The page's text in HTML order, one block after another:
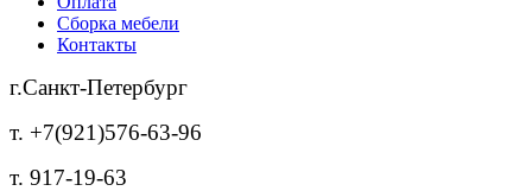
Сборка мебели
Контакты
г.Санкт-Петербург
т. +7(921)576-63-96
т. 917-19-63